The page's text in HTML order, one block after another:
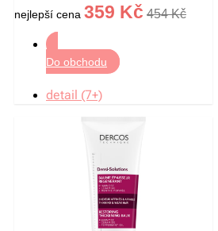
nejlepší cena 359 Kč 454 Kč
Do obchodu
detail (7+)